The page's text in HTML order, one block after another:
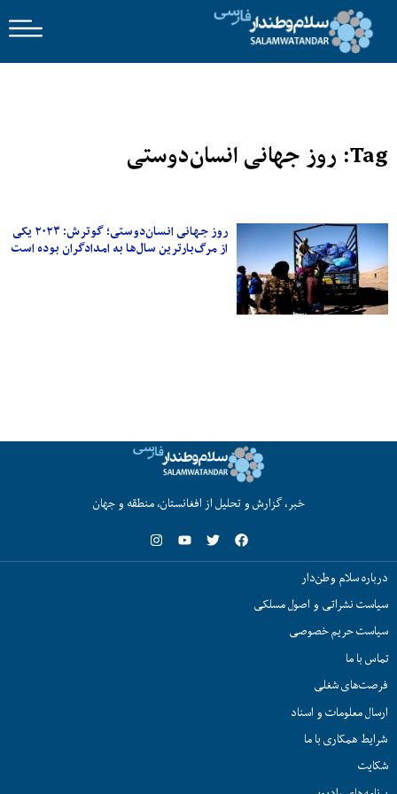
Tag: روز جهانی انسان‌دوستی
روز جهانی انسان‌دوستی؛ گوترش: ۲۰۲۳ یکی
از مرگ‌بارترین سال‌ها به امدادگران بوده است
خبر، گزارش و تحلیل از افغانستان، منطقه و جهان
درباره سلام وطن‌دار
سیاست نشراتی و اصول مسلکی
سیاست حریم خصوصی
تماس با ما
فرصت‌های شغلی
ارسال معلومات و اسناد
شرایط همکاری با ما
شکایت